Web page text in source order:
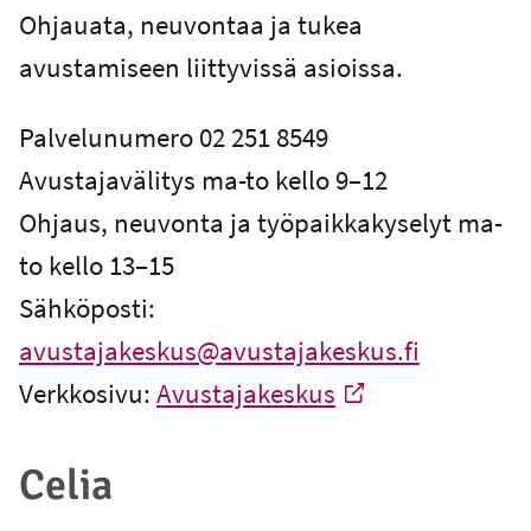
Ohjauata, neuvontaa ja tukea
avustamiseen liittyvissä asioissa.
Palvelunumero 02 251 8549
Avustajavälitys ma-to kello 9–12
Ohjaus, neuvonta ja työpaikkakyselyt ma-
to kello 13–15
Sähköposti:
avustajakeskus@avustajakeskus.fi
Verkkosivu: Avustajakeskus
Celia